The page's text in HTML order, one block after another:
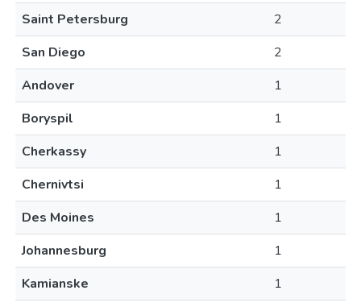
Saint Petersburg
2
San Diego
2
Andover
1
Boryspil
1
Cherkassy
1
Chernivtsi
1
Des Moines
1
Johannesburg
1
Kamianske
1